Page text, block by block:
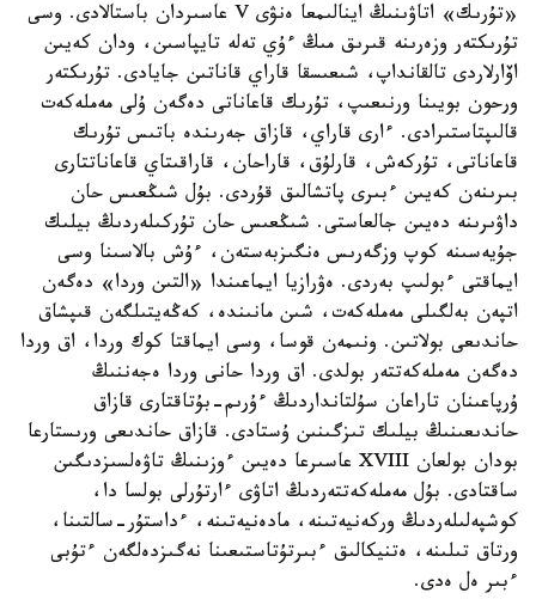
«تۇرىك» اتاۋىنىڭ اينالىمعا ەنۋى V عاسىردان باستالادى. وسى
تۇرىكتەر وزەرىنە قىرىق مىڭ ءۇي تەلە تايپاسىن، ودان كەيىن
اۆارلاردى تالقانداپ، شىعىسقا قاراي قاناتىن جايادى. تۇرىكتەر
ورحون بويىنا ورنىعىپ، تۇرىك قاعاناتى دەگەن ۇلى مەملەكەت
قالىپتاستىرادى. ءارى قاراي، قازاق جەرىندە باتىس تۇرىك
قاعاناتى، تۇركەش، قارلۇق، قاراحان، قاراقىتاي قاعاناتتارى
بىرىنەن كەيىن ءبىرى پاتشالىق قۇردى. بۇل شىڭعىس حان
داۋىرىنە دەيىن جالعاستى. شىڭعىس حان تۇركىلەردىڭ بيلىك
جۇيەسىنە كوپ وزگەرىس ەنگىزبەستەن، ءۇش بالاسىنا وسى
ايماقتى ءبولىپ بەردى. ەۋرازيا ايماعىندا «التىن وردا» دەگەن
اتپەن بەلگىلى مەملەكەت، شىن مانىندە، كەڭەيتىلگەن قىپشاق
حاندىعى بولاتىن. ونىمەن قوسا، وسى ايماقتا كوك وردا، اق وردا
دەگەن مەملەكەتتەر بولدى. اق وردا حانى وردا ەجەننىڭ
ۇرپاعىنان تاراعان سۇلتانداردىڭ ءۇرىم-بۇتاقتارى قازاق
حاندىعىنىڭ بيلىك تىزگىنىن ۇستادى. قازاق حاندىعى ورىستارعا
بودان بولعان XVIII عاسىرعا دەيىن ءوزىنىڭ تاۋەلسىزدىگىن
ساقتادى. بۇل مەملەكەتتەردىڭ اتاۋى ءارتۇرلى بولسا دا،
كوشپەلىلەردىڭ وركەنيەتىنە، مادەنيەتىنە، ءداستۇر-سالتىنا،
ورتاق تىلىنە، ەتنيكالىق ءبىرتۇتاستىعىنا نەگىزدەلگەن ءتۇبى
ءبىر ەل ەدى.